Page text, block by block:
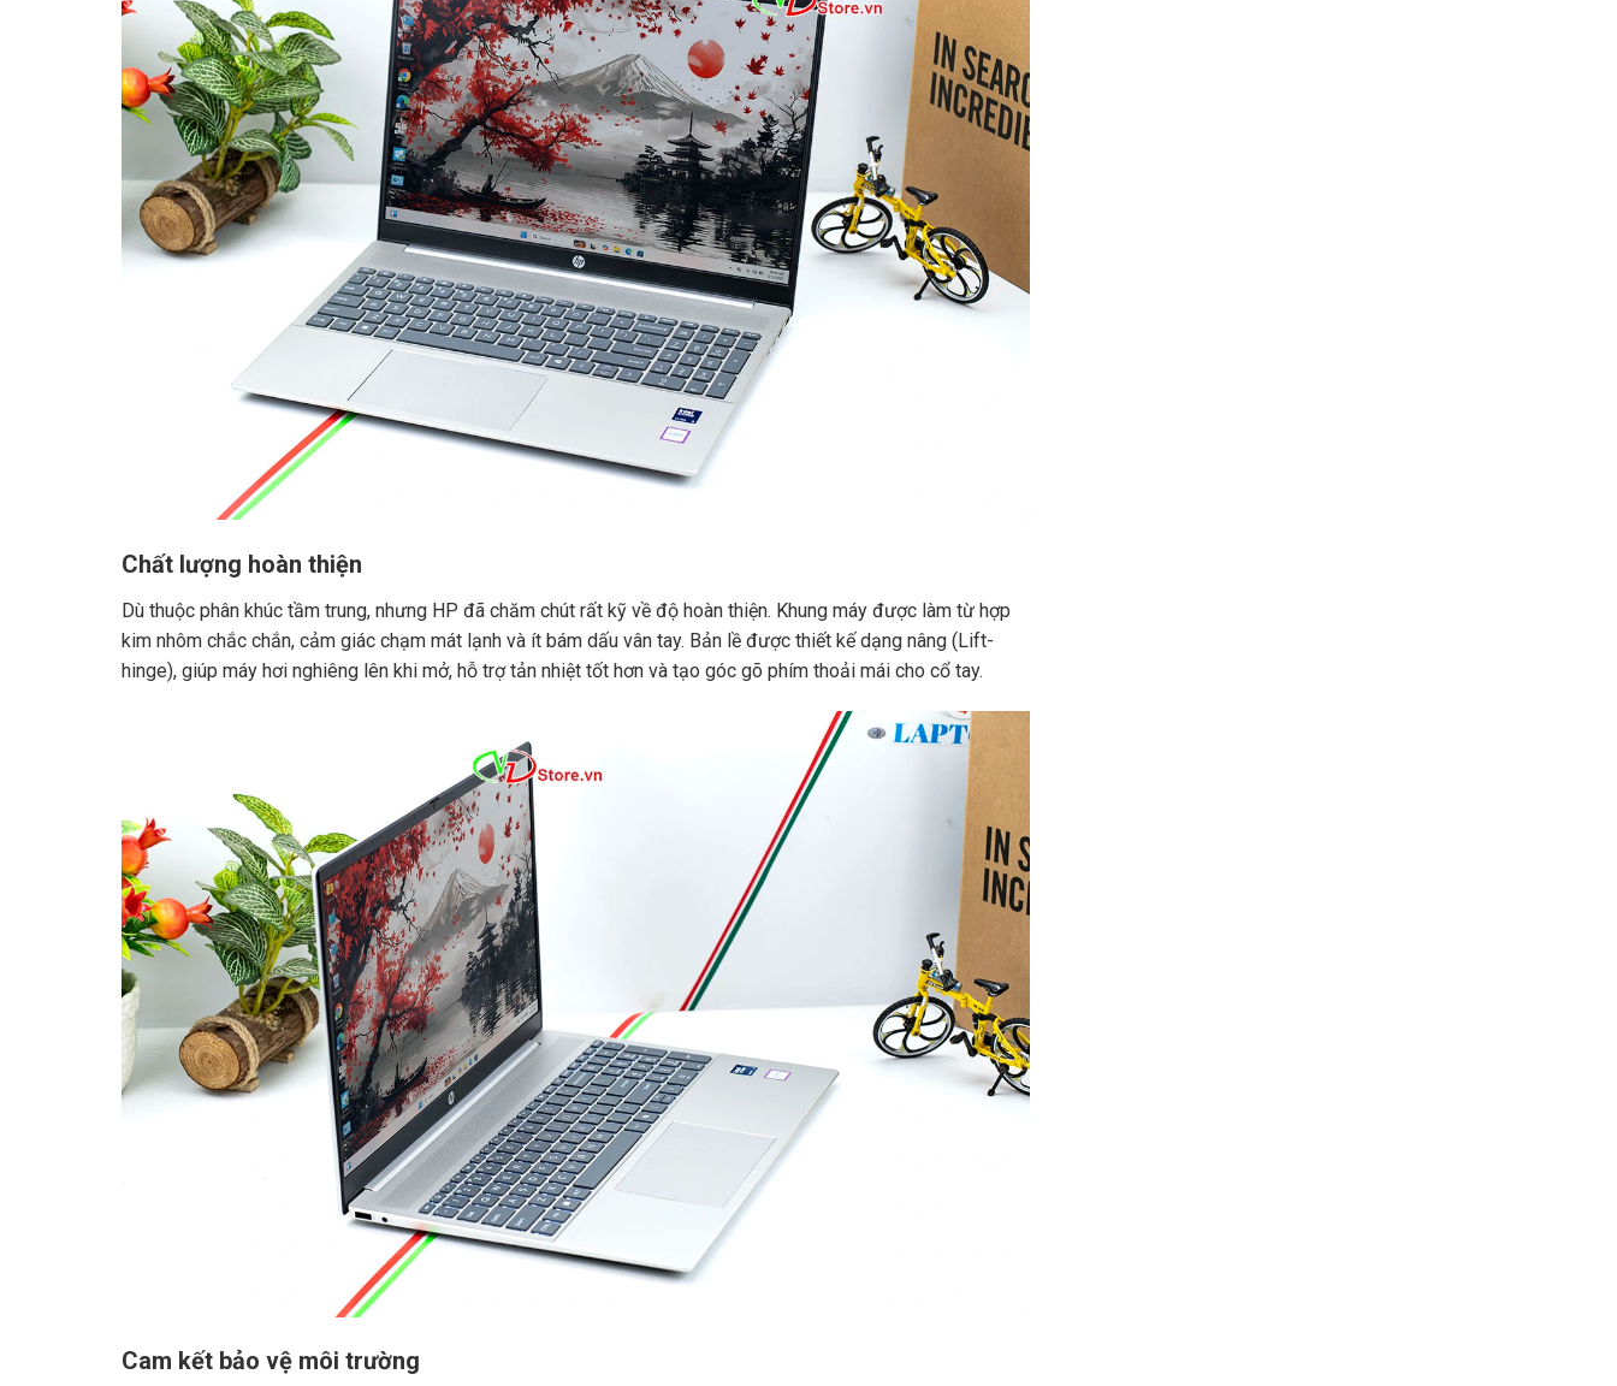
Chất lượng hoàn thiện
Dù thuộc phân khúc tầm trung, nhưng HP đã chăm chút rất kỹ về độ hoàn thiện. Khung máy được làm từ hợp
kim nhôm chắc chắn, cảm giác chạm mát lạnh và ít bám dấu vân tay. Bản lề được thiết kế dạng nâng (Lift-
hinge), giúp máy hơi nghiêng lên khi mở, hỗ trợ tản nhiệt tốt hơn và tạo góc gõ phím thoải mái cho cổ tay.
Cam kết bảo vệ môi trường